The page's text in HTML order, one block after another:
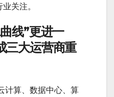
关注。
线”更进一
三大运营商重
计算、数据中心、算